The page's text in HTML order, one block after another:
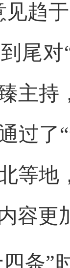
见趋
尾
主
过了
等地
容更
条”